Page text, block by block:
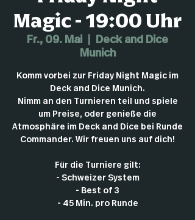
Magic - 19:00 Uhr
Fr., 09. Mai
Deck and Dice
Munich
Komm vorbei zur Friday Night Magic im
Deck and Dice Munich.
Nimm an den Turnieren teil und spiele
um Preise, oder genieße die
Atmosphäre im Deck and Dice bei Runde
Commander. Wir freuen uns auf dich!
Für die Turniere gilt:
- Schweizer System
- Best of 3
- 45 Min. pro Runde